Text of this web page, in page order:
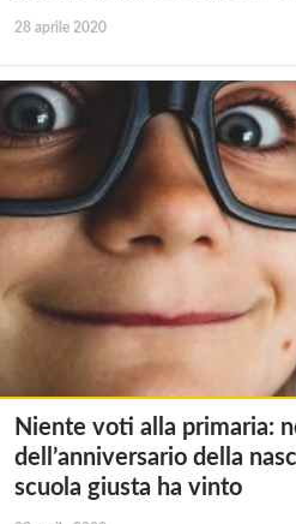
28 aprile 2020
Niente voti alla primaria:
dell’anniversario della
scuola giusta ha vinto